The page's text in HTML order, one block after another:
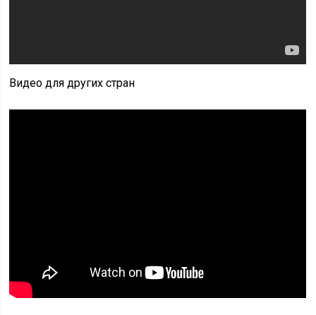
Видео для других стран